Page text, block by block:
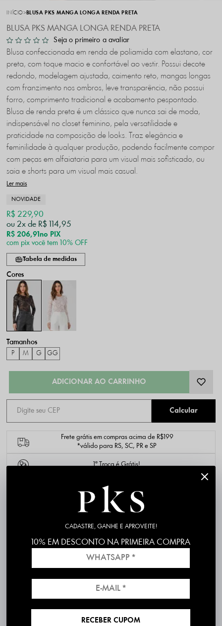
INÍCIO BLUSA PKS MANGA LONGA RENDA PRETA
BLUSA PKS MANGA LONGA RENDA PRETA
Seja o primeiro a avaliar
Blusa confeccionada em renda de poliamida com elastano, cor
preta, com toque macio e confortável ao vestir. Possui decote
redondo, modelagem ajustada, caimento reto, mangas longas
com franzimento nos ombros, leve transparência, não possui
forro, comprimento tradicional e acabamento pespontado.
Blusa de renda preta é um clássico que nunca sai de moda,
indispensável no closet feminino, pela versatilidade e
praticidade na composição de looks. Traz elegância e
feminilidade à qualquer produção, podendo facilmente compor
com peças em alfaiataria para um visual mais sofisticado, ou
saia e shorts para um visual mais casual.
Ler mais
NOVIDADE
R$ 206,91 no PIX
R$ 229,90
2x
R$ 114,95
com pix você tem 10% OFF
Tabela de medidas
P M G GG
Frete grátis em compras acima de R$199
*válido para RS, SC, PR e SP
1ª Troca é Grátis!
DESCRIÇÃO COMPLETA
Código identificador (SKU):PK4158-2
Material: Renda
Composição: 92% Poliamida 8% elastano
Produzido e entregue por PKS
Disponibilidade para envio imediato
30 dias para Troca Grátis
CADASTRE, GANHE E APROVEITE!
10% EM DESCONTO NA PRIMEIRA COMPRA
RECEBER CUPOM